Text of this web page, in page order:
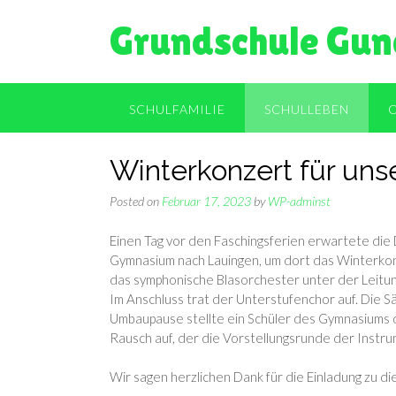
Grundschule
SCHULFAMILIE SCHULLEBEN
Winterkonzert für
Posted on Februar 17, 2023 byWP-adminst
Einen Tag vor den Faschingsferien erwartete
Gymnasium nach Lauingen, um dort das
das symphonische Blasorchester unter der
Im Anschluss trat der Unterstufenchor auf. Die
Umbaupause stellte ein Schüler des
Rausch auf, der die Vorstellungsrunde der
Wir sagen herzlichen Dank für die Einladung zu